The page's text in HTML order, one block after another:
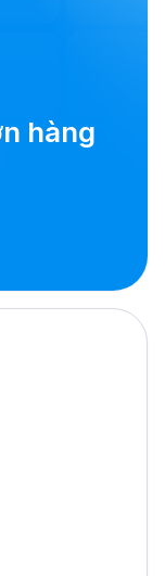
hàng